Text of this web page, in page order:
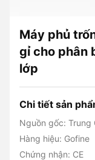
Máy phủ
gỉ cho phân
lớp
Chi tiết sản
Nguồn gốc: Trung
Hàng hiệu: Gofine
Chứng nhận: CE